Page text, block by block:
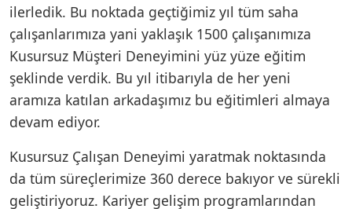
ilerledik. Bu noktada geçtiğimiz yıl tüm saha
çalışanlarımıza yani yaklaşık 1500 çalışanımıza
Kusursuz Müşteri Deneyimini yüz yüze eğitim
şeklinde verdik. Bu yıl itibarıyla de her yeni
aramıza katılan arkadaşımız bu eğitimleri almaya
devam ediyor.
Kusursuz Çalışan Deneyimi yaratmak noktasında
da tüm süreçlerimize 360 derece bakıyor ve sürekli
geliştiriyoruz. Kariyer gelişim programlarından